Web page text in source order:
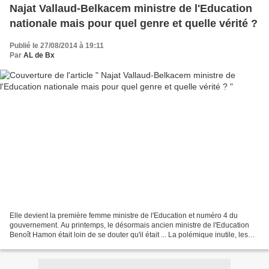
Najat Vallaud-Belkacem ministre de l'Education
nationale mais pour quel genre et quelle vérité ?
Publié le 27/08/2014 à 19:11
Par AL de Bx
Elle devient la première femme ministre de l'Education et numéro 4 du
gouvernement. Au printemps, le désormais ancien ministre de l'Education
Benoît Hamon était loin de se douter qu'il était ... La polémique inutile, les